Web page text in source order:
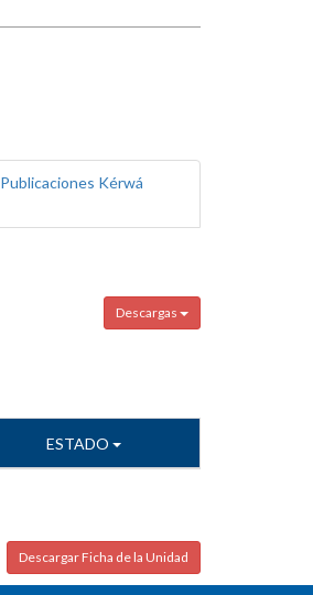
Publicaciones Kérwá
Descargas
ESTADO
Descargar Ficha de la Unidad